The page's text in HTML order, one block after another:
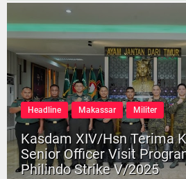
Headline Makassar Militer
Kasdam XIV/Hsn Terima
Senior Officer Visit
Philindo Strike V/2025